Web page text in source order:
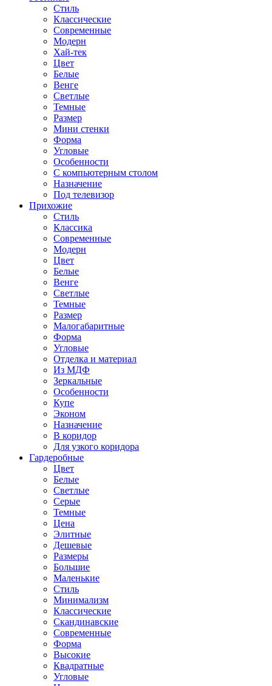
Стиль
Классические
Современные
Модерн
Хай-тек
Цвет
Белые
Венге
Светлые
Темные
Размер
Мини стенки
Форма
Угловые
Особенности
С компьютерным столом
Назначение
Под телевизор
Прихожие
Стиль
Классика
Современные
Модерн
Цвет
Белые
Венге
Светлые
Темные
Размер
Малогабаритные
Форма
Угловые
Отделка и материал
Из МДФ
Зеркальные
Особенности
Купе
Эконом
Назначение
В коридор
Для узкого коридора
Гардеробные
Цвет
Белые
Светлые
Серые
Темные
Цена
Элитные
Дешевые
Размеры
Большие
Маленькие
Стиль
Минимализм
Классические
Скандинавские
Современные
Форма
Высокие
Квадратные
Угловые